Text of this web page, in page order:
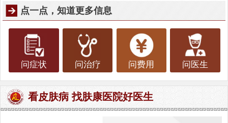
点一点，知道更多信息
问症状 问治疗 问费用 问医生
看皮肤病 找肤康医院好医生